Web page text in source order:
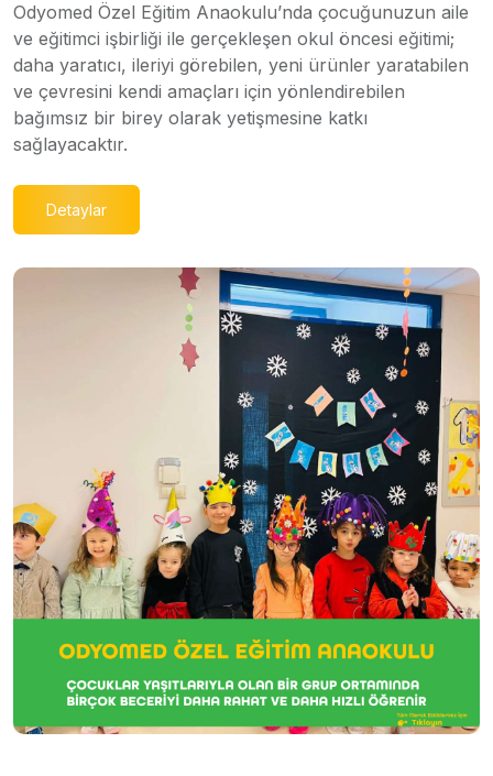
Odyomed Özel Eğitim Anaokulu’nda çocuğunuzun aile
ve eğitimci işbirliği ile gerçekleşen okul öncesi eğitimi;
daha yaratıcı, ileriyi görebilen, yeni ürünler yaratabilen
ve çevresini kendi amaçları için yönlendirebilen
bağımsız bir birey olarak yetişmesine katkı
sağlayacaktır.
Detaylar